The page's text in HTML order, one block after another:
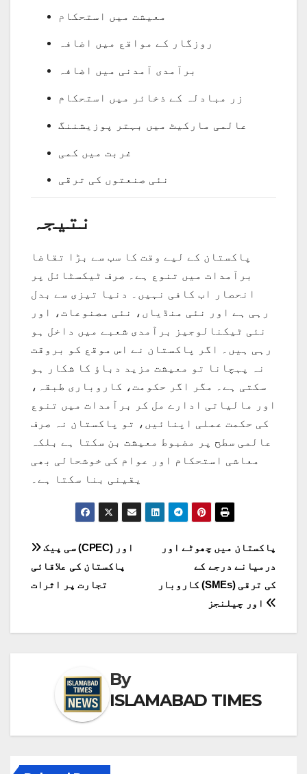
معیشت میں استحکام
روزگار کے مواقع میں اضافہ
برآمدی آمدنی میں اضافہ
زر مبادلہ کے ذخائر میں استحکام
عالمی مارکیٹ میں بہتر پوزیشننگ
غربت میں کمی
نئی صنعتوں کی ترقی
نتیجہ
پاکستان کے لیے وقت کا سب سے بڑا تقاضا
برآمدات میں تنوع ہے۔ صرف ٹیکسٹائل پر
انحصار اب کافی نہیں۔ دنیا تیزی سے بدل
رہی ہے اور نئی منڈیاں، نئی مصنوعات، اور
نئی ٹیکنالوجیز برآمدی شعبے میں داخل ہو
رہی ہیں۔ اگر پاکستان نے اس موقع کو بروقت
نہ پہچانا تو معیشت مزید دباؤ کا شکار ہو
سکتی ہے۔ مگر اگر حکومت، کاروباری طبقہ،
اور مالیاتی ادارے مل کر برآمدات میں تنوع
کی حکمت عملی اپنائیں، تو پاکستان نہ صرف
عالمی سطح پر مضبوط معیشت بن سکتا ہے بلکہ
معاشی استحکام اور عوام کی خوشحالی بھی
یقینی بنا سکتا ہے۔
پوسٹوں
کی
پاکستان میں چھوٹے اور
درمیانے درجے کے
کاروبار (SMEs) کی ترقی
سی پیک (CPEC) اور
پاکستان کی علاقائی
تجارت پر اثرات
By
ISLAMABAD TIMES